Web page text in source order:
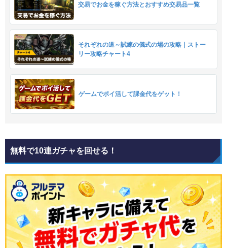
交易でお金を稼ぐ方法とおすすめ交易品一覧
それぞれの道～試練の儀式の場の攻略｜ストー
リー攻略チャート4
ゲームでポイ活して課金代をゲット！
無料で10連ガチャを回せる！